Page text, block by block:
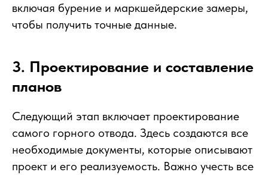
включая бурение и маркшейдерские замеры,
чтобы получить точные данные.
3. Проектирование и составление
планов
Следующий этап включает проектирование
самого горного отвода. Здесь создаются все
необходимые документы, которые описывают
проект и его реализуемость. Важно учесть все